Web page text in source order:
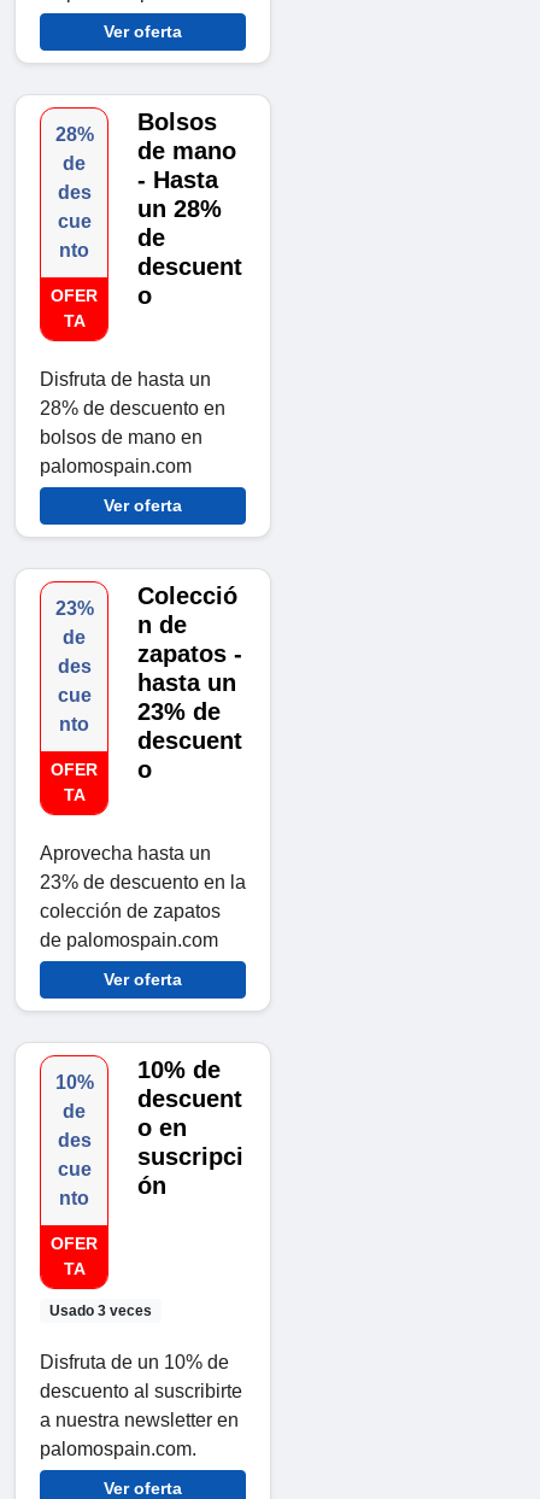
Ver oferta
28%
de
des
cue
nto
OFER
TA
Bolsos
de mano
- Hasta
un 28%
de
descuent
o
Disfruta de hasta un
28% de descuento en
bolsos de mano en
palomospain.com
Ver oferta
23%
de
des
cue
nto
OFER
TA
Colecció
n de
zapatos -
hasta un
23% de
descuent
o
Aprovecha hasta un
23% de descuento en la
colección de zapatos
de palomospain.com
Ver oferta
10%
de
des
cue
nto
OFER
TA
Usado 3 veces
10% de
descuent
o en
suscripci
ón
Disfruta de un 10% de
descuento al suscribirte
a nuestra newsletter en
palomospain.com.
Ver oferta